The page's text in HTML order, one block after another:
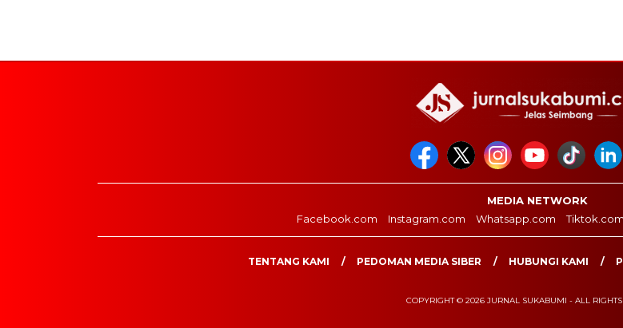
MEDIA NETWORK
Facebook.com
Instagram.com Whatsapp.com Tiktok.com
TENTANG KAMI PEDOMAN MEDIA SIBER HUBUNGI KAMI
COPYRIGHT © 2026 JURNAL SUKABUMI - ALL